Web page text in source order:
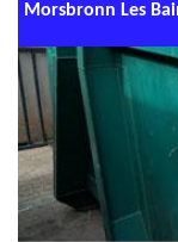
Morsbronn Les